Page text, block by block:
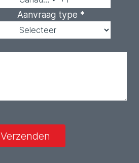
Aanvraag type *
Verzenden